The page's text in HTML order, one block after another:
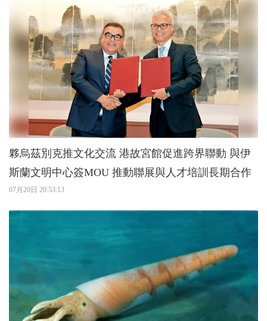
夥烏茲別克推文化交流 港故宮館促進跨界聯動 與伊
斯蘭文明中心簽MOU 推動聯展與人才培訓長期合作
07月20日 20:53:13